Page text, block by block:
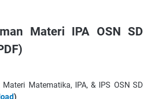
Materi IPA OSN SD
Matematika, IPA, & IPS OSN SD
)